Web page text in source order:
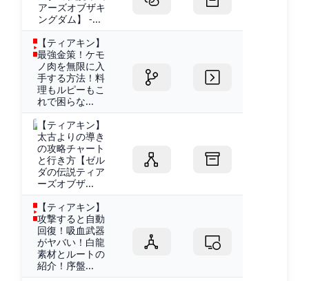
アーズオブザキ
ングダム】 -...
【ティアキン】
最強金策！ケモ
ノ肉を無限に入
手する方法！料
理もルピーもこ
れで困らな...
【ティアキン】
太古よりの導き
の攻略チャート
と行き方【ゼル
ダの伝説ティア
ーズオブザ...
【ティアキン】
攻撃すると自動
回復！吸血武器
がヤバい！白龍
素材とルートの
紹介！序盤...